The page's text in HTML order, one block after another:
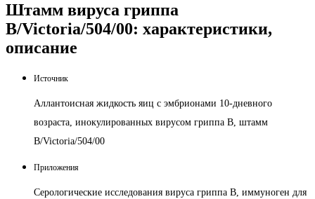
Штамм вируса гриппа
B/Victoria/504/00: характеристики,
описание
Источник
Аллантоисная жидкость яиц с эмбрионами 10-дневного
возраста, инокулированных вирусом гриппа В, штамм
B/Victoria/504/00
Приложения
Серологические исследования вируса гриппа В, иммуноген для